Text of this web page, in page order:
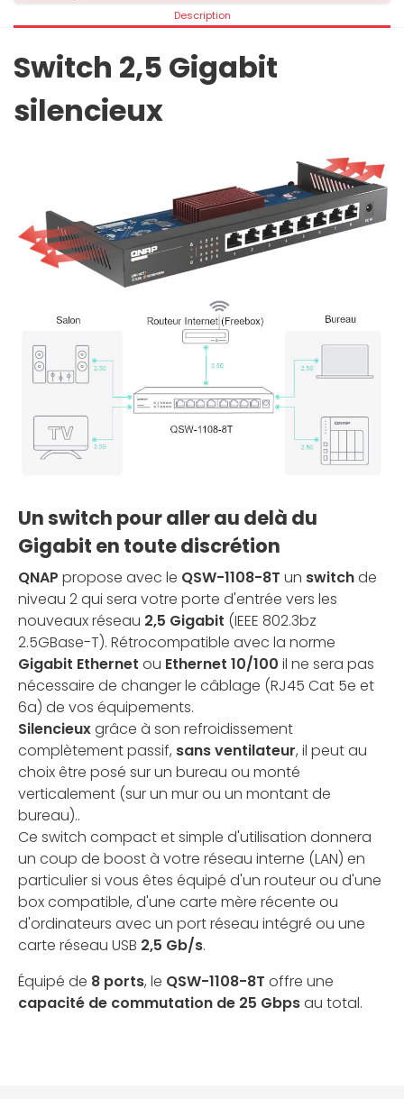
Description
Switch 2,5 Gigabit
silencieux
Un switch pour aller au delà du
Gigabit en toute discrétion
QNAP propose avec le QSW-1108-8T un switchde
niveau 2 qui sera votre porte d'entrée vers les
nouveaux réseau 2,5 Gigabit (IEEE 802.3bz
2.5GBase-T). Rétrocompatible avec la norme
Gigabit Ethernet ou Ethernet 10/100 il ne sera pas
nécessaire de changer le câblage (RJ45 Cat 5e et
6a) de vos équipements.
Silencieuxgrâce à son refroidissement
complètement passif, sans ventilateur, il peut au
choix être posé sur un bureau ou monté
verticalement (sur un mur ou un montant de
bureau)..
Ce switch compact et simple d'utilisation donnera
un coup de boost à votre réseau interne (LAN) en
particulier si vous êtes équipé d'un routeur ou d'une
box compatible, d'une carte mère récente ou
d'ordinateurs avec un port réseau intégré ou une
carte réseau USB 2,5 Gb/s.
Équipé de 8 ports, le QSW-1108-8T offre une
capacité de commutation de 25 Gbpsau total.